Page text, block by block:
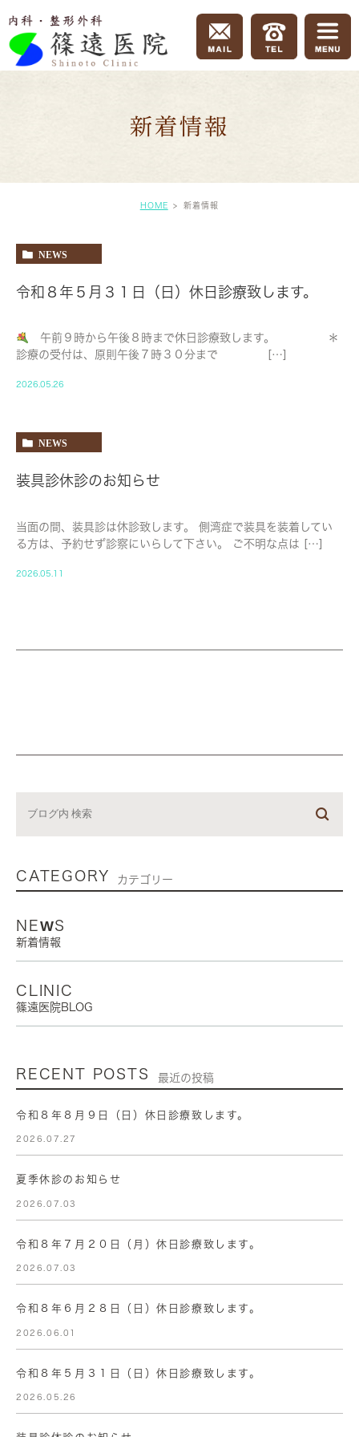
新着情報
HOME 新着情報
NEWS
令和８年５月３１日（日）休日診療致します。
午前９時から午後８時まで休日診療致します。 ＊
診療の受付は、原則午後７時３０分まで […]
2026.05.26
NEWS
装具診休診のお知らせ
当面の間、装具診は休診致します。 側湾症で装具を装着してい
る方は、予約せず診察にいらして下さい。 ご不明な点は […]
2026.05.11
CATEGORY カテゴリー
NEWS
新着情報
CLINIC
篠遠医院BLOG
RECENT POSTS 最近の投稿
令和８年８月９日（日）休日診療致します。
2026.07.27
夏季休診のお知らせ
2026.07.03
令和８年７月２０日（月）休日診療致します。
2026.07.03
令和８年６月２８日（日）休日診療致します。
2026.06.01
令和８年５月３１日（日）休日診療致します。
2026.05.26